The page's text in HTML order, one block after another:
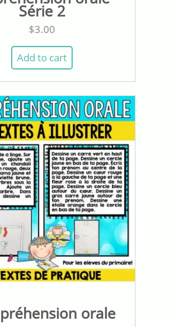
Série 2
$3.00
Add to cart
orale